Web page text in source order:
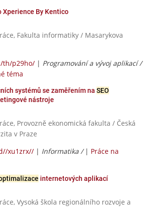
By Kentico
Fakulta informatiky / Masarykova
th/p29ho/ | Programování a vývoj aplikací /
téma
systémů se zaměřením na SEO
nástroje
Provozně ekonomická fakulta / Česká
v Praze
xu1zrx// | Informatika / | Práce na
internetových aplikací
Vysoká škola regionálního rozvoje a